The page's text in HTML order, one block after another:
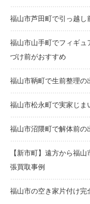
福山市芦田町で引っ越し
福山市山手町でフィギ
づけ前がおすすめ
福山市鞆町で生前整理の
福山市松永町で実家じま
福山市沼隈町で解体前の
【新市町】遠方から福
張買取事例
福山市の空き家片付け完